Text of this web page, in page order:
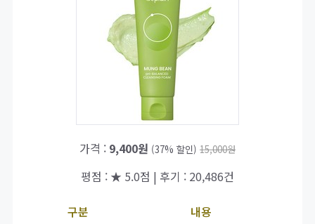
가격 : 9,400원 (37% 할인) 15,000원
평점 : ★ 5.0점 | 후기 : 20,486건
구분
내용